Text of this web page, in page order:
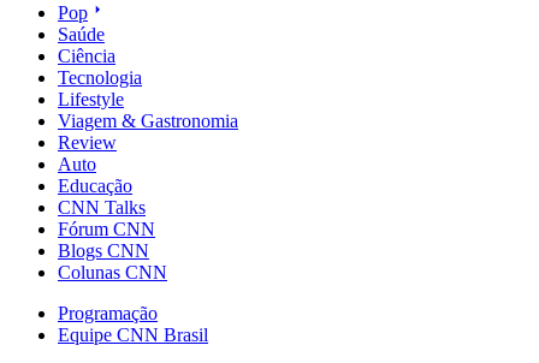
Pop
Saúde
Ciência
Tecnologia
Lifestyle
Viagem & Gastronomia
Review
Auto
Educação
CNN Talks
Fórum CNN
Blogs CNN
Colunas CNN
Programação
Equipe CNN Brasil